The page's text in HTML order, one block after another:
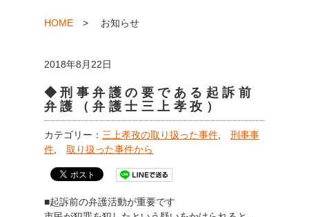
HOME お知らせ
2018年8月22日
◆刑事弁護の要である起訴前
弁護（弁護士三上孝孜）
カテゴリー： 三上孝孜の取り扱った事件
刑事事
件
取り扱った事件から
■起訴前の弁護活動が重要です